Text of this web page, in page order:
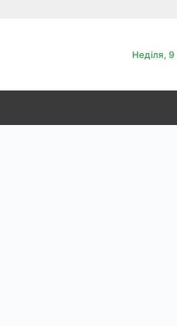
Неділя,